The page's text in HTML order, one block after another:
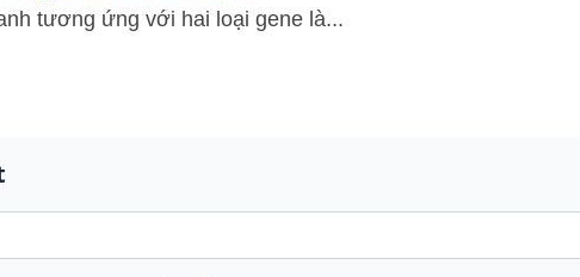
tương ứng với hai loại gene là...